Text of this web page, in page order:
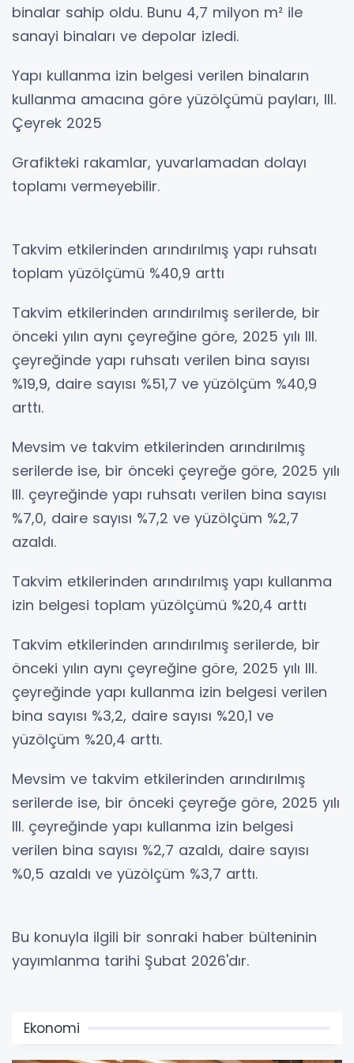
binalar sahip oldu. Bunu 4,7 milyon m² ile
sanayi binaları ve depolar izledi.
Yapı kullanma izin belgesi verilen binaların
kullanma amacına göre yüzölçümü payları, III.
Çeyrek 2025
Grafikteki rakamlar, yuvarlamadan dolayı
toplamı vermeyebilir.
Takvim etkilerinden arındırılmış yapı ruhsatı
toplam yüzölçümü %40,9 arttı
Takvim etkilerinden arındırılmış serilerde, bir
önceki yılın aynı çeyreğine göre, 2025 yılı III.
çeyreğinde yapı ruhsatı verilen bina sayısı
%19,9, daire sayısı %51,7 ve yüzölçüm %40,9
arttı.
Mevsim ve takvim etkilerinden arındırılmış
serilerde ise, bir önceki çeyreğe göre, 2025 yılı
III. çeyreğinde yapı ruhsatı verilen bina sayısı
%7,0, daire sayısı %7,2 ve yüzölçüm %2,7
azaldı.
Takvim etkilerinden arındırılmış yapı kullanma
izin belgesi toplam yüzölçümü %20,4 arttı
Takvim etkilerinden arındırılmış serilerde, bir
önceki yılın aynı çeyreğine göre, 2025 yılı III.
çeyreğinde yapı kullanma izin belgesi verilen
bina sayısı %3,2, daire sayısı %20,1 ve
yüzölçüm %20,4 arttı.
Mevsim ve takvim etkilerinden arındırılmış
serilerde ise, bir önceki çeyreğe göre, 2025 yılı
III. çeyreğinde yapı kullanma izin belgesi
verilen bina sayısı %2,7 azaldı, daire sayısı
%0,5 azaldı ve yüzölçüm %3,7 arttı.
Bu konuyla ilgili bir sonraki haber bülteninin
yayımlanma tarihi Şubat 2026'dır.
Ekonomi